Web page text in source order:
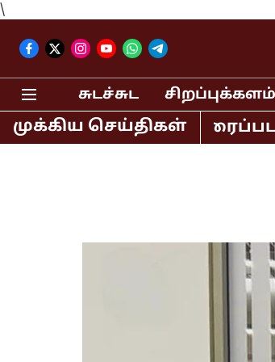
\
சுடச்சுட சிறப்புக்களம்
முக்கிய செய்திகள்
உள்ளிட்ட